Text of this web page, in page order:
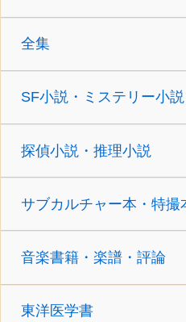
全集
SF小説・ミステリー小説
探偵小説・推理小説
サブカルチャー本・特撮
音楽書籍・楽譜・評論
東洋医学書